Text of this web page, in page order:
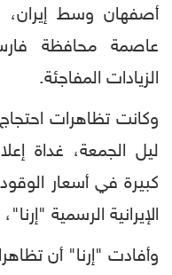
أصفهان وسط إيران،
عاصمة محافظة
الزيادات المفاجئة.
وكانت تظاهرات
ليل الجمعة، غداة
كبيرة في أسعار
الإيرانية الرسمية
وأفادت "إرنا" أن